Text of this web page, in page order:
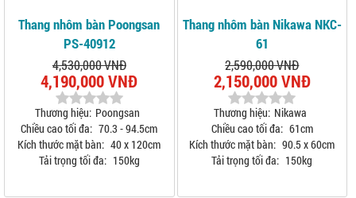
Thang nhôm bàn Poongsan
PS-40912
4,530,000 VNĐ
4,190,000 VNĐ
Thương hiệu: Poongsan
Chiều cao tối đa: 70.3 - 94.5cm
Kích thước mặt bàn: 40 x 120cm
Tải trọng tối đa: 150kg
Thang nhôm bàn Nikawa NKC-
61
2,590,000 VNĐ
2,150,000 VNĐ
Thương hiệu: Nikawa
Chiều cao tối đa: 61cm
Kích thước mặt bàn: 90.5 x 60cm
Tải trọng tối đa: 150kg